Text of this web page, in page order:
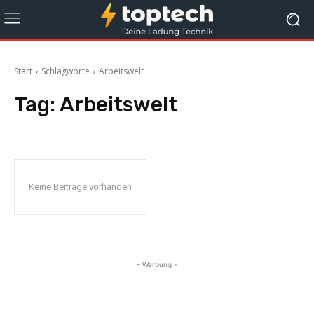
Start Schlagworte Arbeitswelt
Tag: Arbeitswelt
Keine Beiträge vorhanden
- Werbung -